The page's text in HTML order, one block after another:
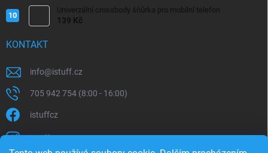
Univerzální crossbody šňůrka pro mobilní telefon
139 Kč
KONTAKT
info@istuff.cz
705 942 754 (8:00 - 16:00)
istuffcz
istuffcz